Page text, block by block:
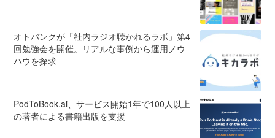
オトバンクが「社内ラジオ聴かれるラボ」第4
回勉強会を開催。リアルな事例から運用ノウ
ハウを探求
PodToBook.ai、サービス開始1年で100人以上
の著者による書籍出版を支援